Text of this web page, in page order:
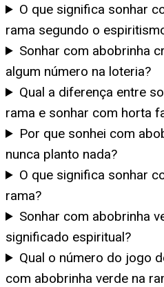
O que significa sonhar
rama segundo o
Sonhar com abobrinha
algum número na loteria?
Qual a diferença entre
rama e sonhar com horta
Por que sonhei com
nunca planto nada?
O que significa sonhar
rama?
Sonhar com abobrinha
significado espiritual?
Qual o número do jogo
com abobrinha verde na